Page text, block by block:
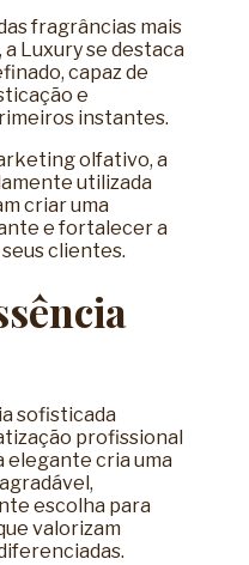
fragrâncias mais
Luxury se destaca
capaz de
e
instantes.
olfativo, a
utilizada
criar uma
e fortalecer a
clientes.
sofisticada
profissional
elegante cria uma
escolha para
valorizam